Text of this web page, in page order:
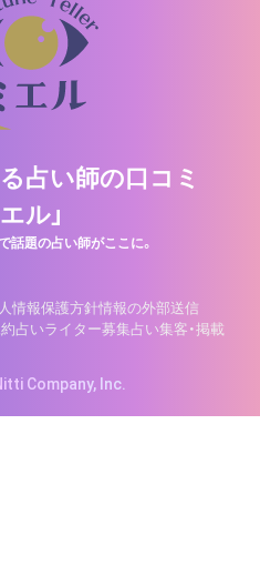
占い師の口コミ
ル」
話題の占い師がここに。
情報保護方針情報の外部送信
占いライター募集占い集客・掲載
Company, Inc.